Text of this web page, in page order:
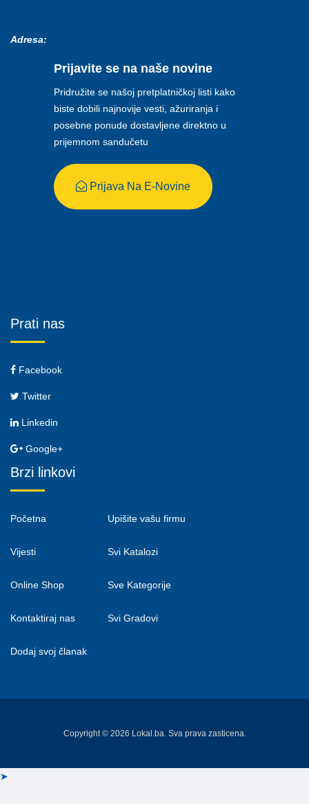
Adresa:
Prijavite se na naše novine
Pridružite se našoj pretplatničkoj listi kako
biste dobili najnovije vesti, ažuriranja i
posebne ponude dostavljene direktno u
prijemnom sandučetu
Prijava Na E-Novine
Prati nas
Facebook
Twitter
Linkedin
Google+
Brzi linkovi
Početna
Vijesti
Online Shop
Kontaktiraj nas
Dodaj svoj članak
Upišite vašu firmu
Svi Katalozi
Sve Kategorije
Svi Gradovi
Copyright © 2026 Lokal.ba. Sva prava zasticena.
➤